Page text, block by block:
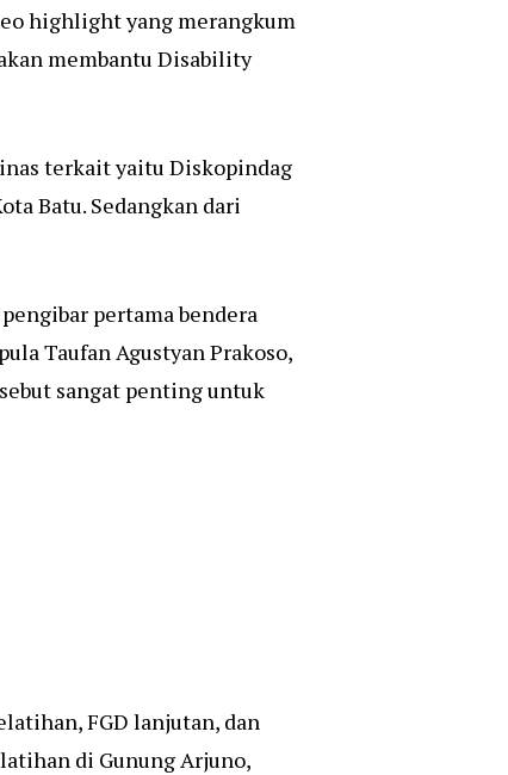
highlight yang merangkum
membantu Disability
terkait yaitu Diskopindag
Batu. Sedangkan dari
pertama bendera
Taufan Agustyan Prakoso,
sangat penting untuk
FGD lanjutan, dan
di Gunung Arjuno,